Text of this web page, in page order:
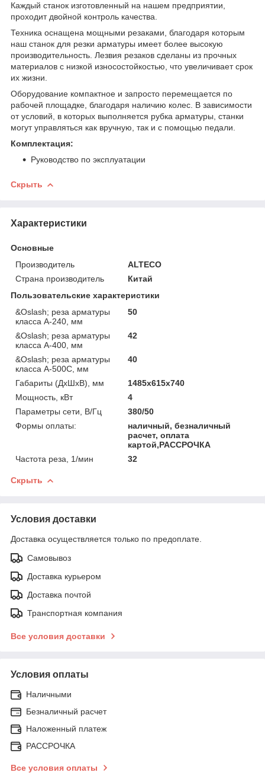
Каждый станок изготовленный на нашем предприятии,
проходит двойной контроль качества.
Техника оснащена мощными резаками, благодаря которым
наш станок для резки арматуры имеет более высокую
производительность. Лезвия резаков сделаны из прочных
материалов с низкой износостойкостью, что увеличивает срок
их жизни.
Оборудование компактное и запросто перемещается по
рабочей площадке, благодаря наличию колес. В зависимости
от условий, в которых выполняется рубка арматуры, станки
могут управляться как вручную, так и с помощью педали.
Комплектация:
Руководство по эксплуатации
Скрыть
Характеристики
Основные
Производитель
ALTECO
Страна производитель
Китай
Пользовательские характеристики
&Oslash; реза арматуры
класса А-240, мм
50
&Oslash; реза арматуры
класса А-400, мм
42
&Oslash; реза арматуры
класса А-500С, мм
40
Габариты (ДxШxВ), мм
1485x615x740
Мощность, кВт
4
Параметры сети, В/Гц
380/50
Формы оплаты:
наличный, безналичный
расчет, оплата
картой,РАССРОЧКА
Частота реза, 1/мин
32
Скрыть
Условия доставки
Доставка осуществляется только по предоплате.
Самовывоз
Доставка курьером
Доставка почтой
Транспортная компания
Все условия доставки
Условия оплаты
Наличными
Безналичный расчет
Наложенный платеж
РАССРОЧКА
Все условия оплаты